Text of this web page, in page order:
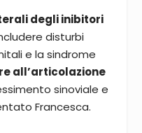
degli inibitori
disturbi
e la sindrome
all’articolazione
sinoviale e
Francesca.